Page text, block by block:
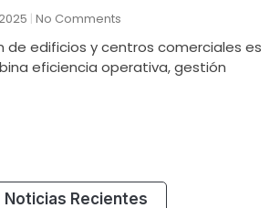
No Comments
de edificios y centros comerciales es
eficiencia operativa, gestión
Noticias Recientes